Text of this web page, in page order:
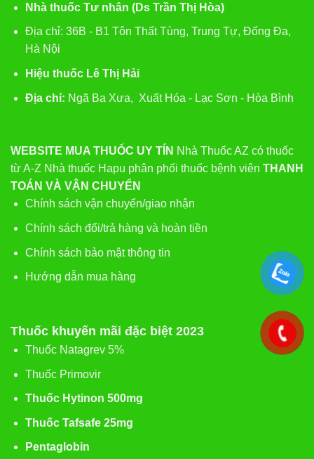
Nhà thuốc Tư nhân (Ds Trần Thị Hòa)
Địa chỉ: 36B - B1 Tôn Thất Tùng, Trung Tự, Đống Đa,
Hà Nội
Hiệu thuốc Lê Thị Hải
Địa chỉ: Ngã Ba Xưa, Xuất Hóa - Lạc Sơn - Hòa Bình
WEBSITE MUA THUỐC UY TÍN Nhà Thuốc AZ có thuốc
từ A-Z Nhà thuốc Hapu phân phối thuốc bệnh viên THANH
TOÁN VÀ VẬN CHUYỂN
Chính sách vận chuyển/giao nhận
Chính sách đổi/trả hàng và hoàn tiền
Chính sách bảo mật thông tin
Hướng dẫn mua hàng
Thuốc khuyến mãi đặc biệt 2023
Thuốc Natagrev 5%
Thuốc Primovir
Thuốc Hytinon 500mg
Thuốc Tafsafe 25mg
Pentaglobin